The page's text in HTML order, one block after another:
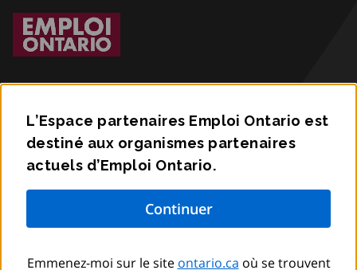
L’Espace partenaires Emploi Ontario est
destiné aux organismes partenaires
actuels d’Emploi Ontario.
Emmenez-moi sur le site ontario.ca où se trouvent
Accessibilité
Confidentialité